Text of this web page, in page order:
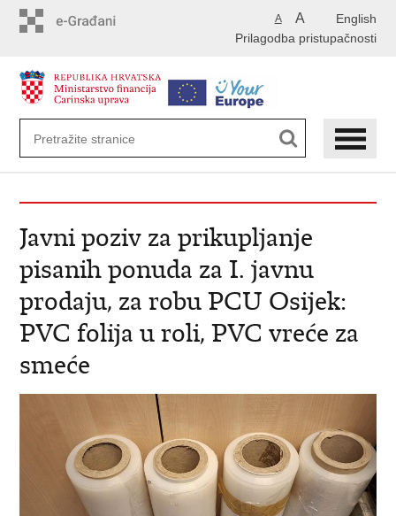
English
A A
Prilagodba pristupačnosti
Javni poziv za prikupljanje
pisanih ponuda za I. javnu
prodaju, za robu PCU Osijek:
PVC folija u roli, PVC vreće za
smeće